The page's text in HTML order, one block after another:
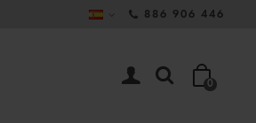
886 906 446
0